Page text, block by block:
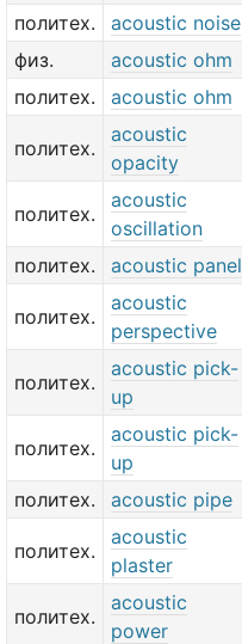
политех.
acoustic noise
физ.
acoustic ohm
политех.
acoustic ohm
политех.
acoustic
opacity
политех.
acoustic
oscillation
политех. acoustic panel
политех.
acoustic
perspective
политех.
acoustic pick-
up
политех.
acoustic pick-
up
политех. acoustic pipe
политех.
acoustic
plaster
политех.
acoustic
power